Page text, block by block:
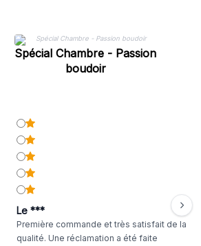
Spécial Chambre - Passion
boudoir
Le ***
Première commande et très satisfait de la
qualité. Une réclamation a été faite